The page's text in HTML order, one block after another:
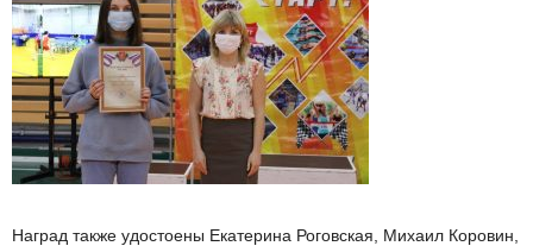
Наград также удостоены Екатерина Роговская, Михаил Коровин,